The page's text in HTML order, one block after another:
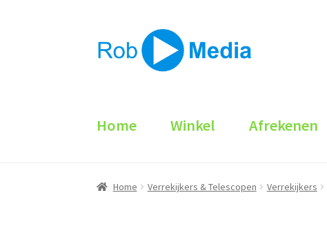
door
naar
Home Winkel Afrekenen
Home Verrekijkers & Telescopen Verrekijkers